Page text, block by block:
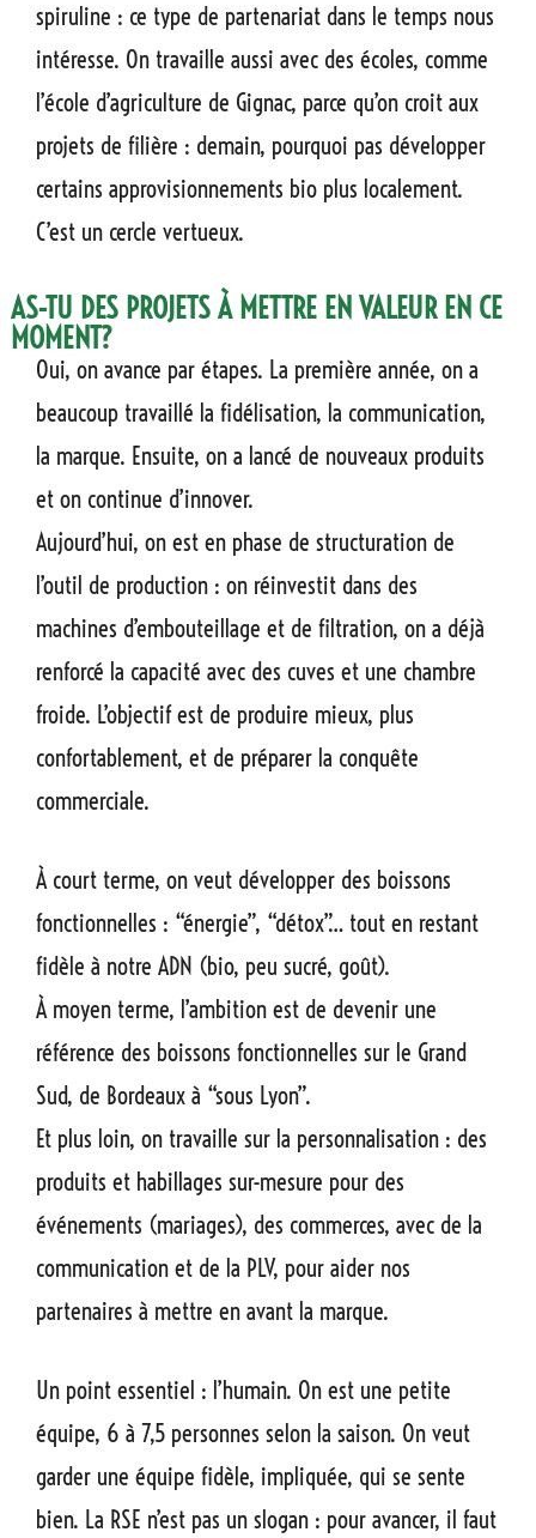
spiruline : ce type de partenariat dans le temps nous
intéresse. On travaille aussi avec des écoles, comme
l’école d’agriculture de Gignac, parce qu’on croit aux
projets de filière : demain, pourquoi pas développer
certains approvisionnements bio plus localement.
C’est un cercle vertueux.
AS-TU DES PROJETS À METTRE EN VALEUR EN CE
MOMENT?
Oui, on avance par étapes. La première année, on a
beaucoup travaillé la fidélisation, la communication,
la marque. Ensuite, on a lancé de nouveaux produits
et on continue d’innover.
Aujourd’hui, on est en phase de structuration de
l’outil de production : on réinvestit dans des
machines d’embouteillage et de filtration, on a déjà
renforcé la capacité avec des cuves et une chambre
froide. L’objectif est de produire mieux, plus
confortablement, et de préparer la conquête
commerciale.
À court terme, on veut développer des boissons
fonctionnelles : “énergie”, “détox”… tout en restant
fidèle à notre ADN (bio, peu sucré, goût).
À moyen terme, l’ambition est de devenir une
référence des boissons fonctionnelles sur le Grand
Sud, de Bordeaux à “sous Lyon”.
Et plus loin, on travaille sur la personnalisation : des
produits et habillages sur-mesure pour des
événements (mariages), des commerces, avec de la
communication et de la PLV, pour aider nos
partenaires à mettre en avant la marque.
Un point essentiel : l’humain. On est une petite
équipe, 6 à 7,5 personnes selon la saison. On veut
garder une équipe fidèle, impliquée, qui se sente
bien. La RSE n’est pas un slogan : pour avancer, il faut